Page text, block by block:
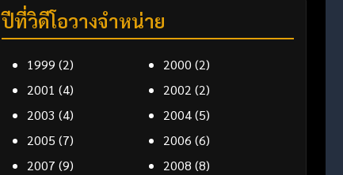
ปีที่วิดีโอวางจำหน่าย
1999 (2) 2000 (2)
2001 (4) 2002 (2)
2003 (4) 2004(5)
2005 (7) 2006 (6)
2007 (9) 2008 (8)